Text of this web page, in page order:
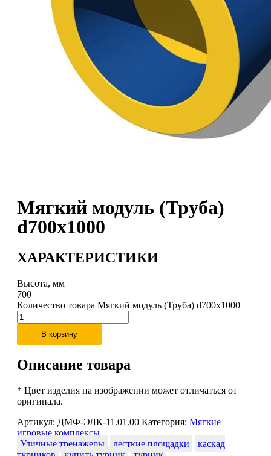
Мягкий модуль (Труба)
d700x1000
ХАРАКТЕРИСТИКИ
Высота, мм
700
Количество товара Мягкий модуль (Труба) d700x1000
В корзину
Описание товара
* Цвет изделия на изображении может отличаться от
оригинала.
Артикул: ДМФ-ЭЛК-11.01.00 Категория: Мягкие
игровые комплексы
Уличные тренажеры
десткие площадки
каскад